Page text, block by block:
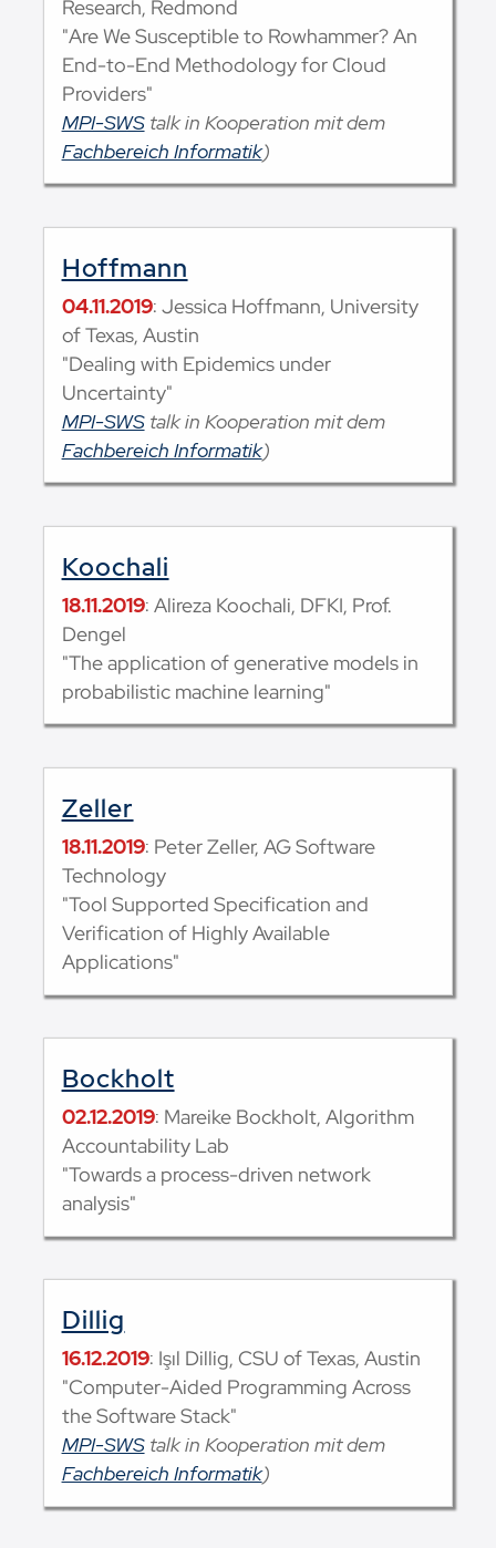
Research, Redmond
"Are We Susceptible to Rowhammer? An
End-to-End Methodology for Cloud
Providers"
MPI-SWStalk in Kooperation mit dem
Fachbereich Informatik)
Hoffmann
04.11.2019: Jessica Hoffmann, University
of Texas, Austin
"Dealing with Epidemics under
Uncertainty"
MPI-SWStalk in Kooperation mit dem
Fachbereich Informatik)
Koochali
18.11.2019: Alireza Koochali, DFKI, Prof.
Dengel
"The application of generative models in
probabilistic machine learning"
Zeller
18.11.2019: Peter Zeller, AG Software
Technology
"Tool Supported Specification and
Verification of Highly Available
Applications"
Bockholt
02.12.2019: Mareike Bockholt, Algorithm
Accountability Lab
"Towards a process-driven network
analysis"
Dillig
16.12.2019: Işıl Dillig, CSU of Texas, Austin
"Computer-Aided Programming Across
the Software Stack"
MPI-SWStalk in Kooperation mit dem
Fachbereich Informatik)